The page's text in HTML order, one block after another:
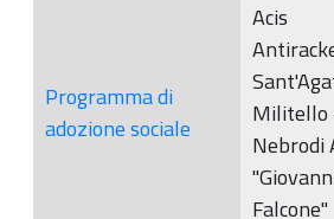
Programma di
adozione sociale
Acis
Militello
Nebrodi
Falcone"